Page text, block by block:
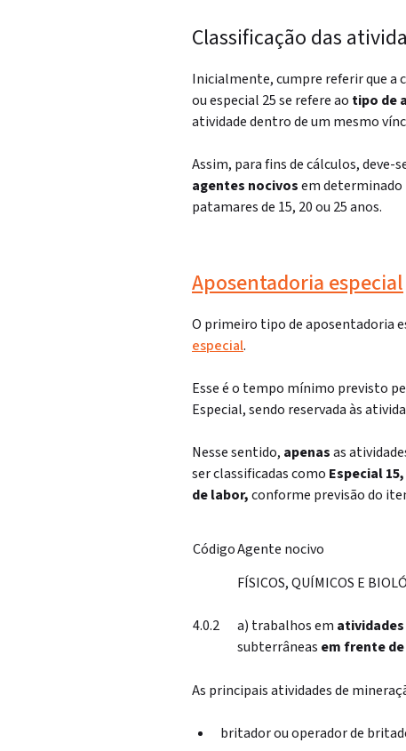
Classificação das
Inicialmente, cumpre referir que a
ou especial 25 se refere ao tipo de
atividade dentro de um mesmo
Assim, para fins de cálculos, deve-
agentes nocivosem determinado
patamares de 15, 20 ou 25 anos.
Aposentadoria especial
O primeiro tipo de aposentadoria
especial.
Esse é o tempo mínimo previsto
Especial, sendo reservada às
Nesse sentido, apenasas
ser classificadas como Especial 15,
de labor,conforme previsão do
CódigoAgente nocivo
4.0.2
FÍSICOS, QUÍMICOS E
a) trabalhos em
subterrâneas em frente
As principais atividades de
britador ou operador de